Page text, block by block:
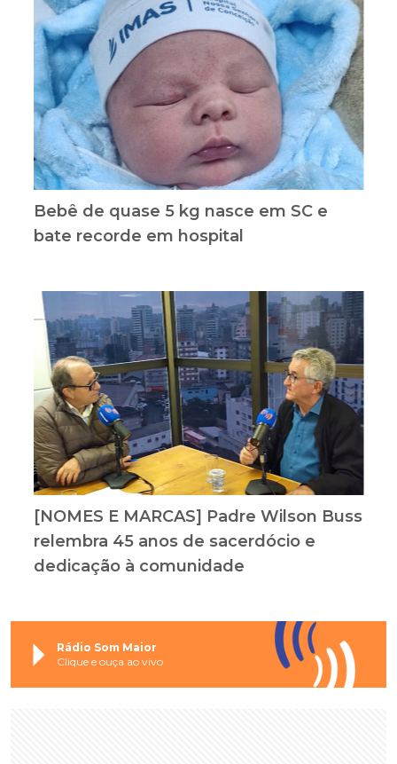
Bebê de quase 5 kg nasce em SC e
bate recorde em hospital
[NOMES E MARCAS] Padre Wilson Buss
relembra 45 anos de sacerdócio e
dedicação à comunidade
Rádio Som Maior
Clique e ouça ao vivo